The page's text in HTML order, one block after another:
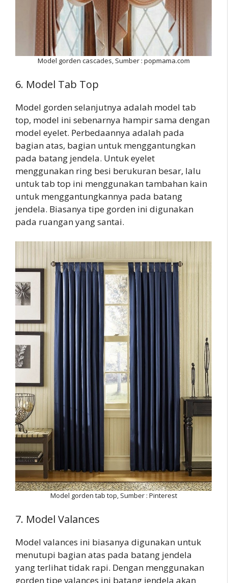
Model gorden cascades, Sumber : popmama.com
6. Model Tab Top
Model gorden selanjutnya adalah model tab
top, model ini sebenarnya hampir sama dengan
model eyelet. Perbedaannya adalah pada
bagian atas, bagian untuk menggantungkan
pada batang jendela. Untuk eyelet
menggunakan ring besi berukuran besar, lalu
untuk tab top ini menggunakan tambahan kain
untuk menggantungkannya pada batang
jendela. Biasanya tipe gorden ini digunakan
pada ruangan yang santai.
Model gorden tab top, Sumber : Pinterest
7. Model Valances
Model valances ini biasanya digunakan untuk
menutupi bagian atas pada batang jendela
yang terlihat tidak rapi. Dengan menggunakan
gorden tipe valances ini batang jendela akan